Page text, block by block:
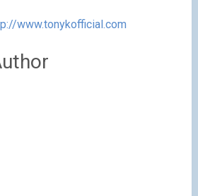
www.tonykofficial.com